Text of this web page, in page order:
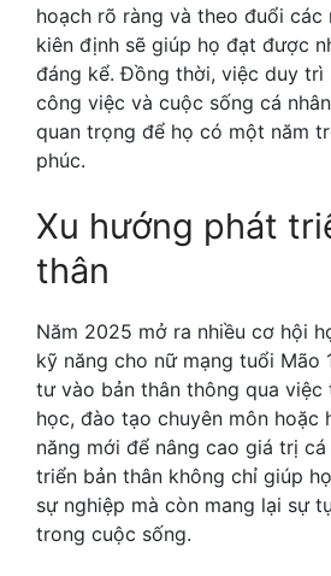
hoạch rõ ràng và theo đuổi
kiên định sẽ giúp họ đạt được
đáng kể. Đồng thời, việc duy trì
công việc và cuộc sống cá
quan trọng để họ có một năm
phúc.
Xu hướng phát
thân
Năm 2025 mở ra nhiều cơ hội
kỹ năng cho nữ mạng tuổi Mão
tư vào bản thân thông qua việc
học, đào tạo chuyên môn hoặc
năng mới để nâng cao giá trị cá
triển bản thân không chỉ giúp
sự nghiệp mà còn mang lại sự
trong cuộc sống.